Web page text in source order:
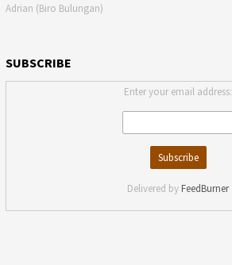
Adrian (Biro Bulungan)
SUBSCRIBE
Enter your email address:
Delivered by FeedBurner